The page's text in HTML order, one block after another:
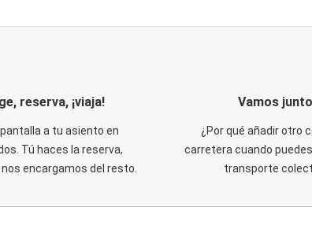
reserva, ¡viaja!
a tu asiento en
Tú haces la reserva,
encargamos del resto.
Vamos
¿Por qué añadir otro
carretera cuando
transporte